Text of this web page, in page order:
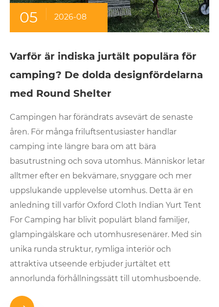
05 2026-08
Varför är indiska jurtält populära för
camping? De dolda designfördelarna
med Round Shelter
Campingen har förändrats avsevärt de senaste
åren. För många friluftsentusiaster handlar
camping inte längre bara om att bära
basutrustning och sova utomhus. Människor letar
alltmer efter en bekvämare, snyggare och mer
uppslukande upplevelse utomhus. Detta är en
anledning till varför Oxford Cloth Indian Yurt Tent
For Camping har blivit populärt bland familjer,
glampingälskare och utomhusresenärer. Med sin
unika runda struktur, rymliga interiör och
attraktiva utseende erbjuder jurtältet ett
annorlunda förhållningssätt till utomhusboende.